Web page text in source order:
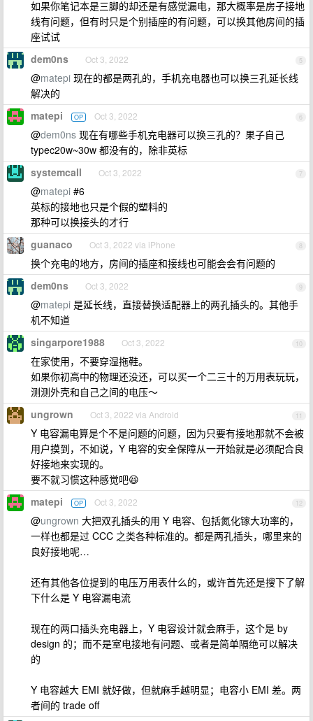
如果你笔记本是三脚的却还是有感觉漏电，那大概率是房子接地
线有问题，但有时只是个别插座的有问题，可以换其他房间的插
座试试
5
dem0ns Oct 3, 2022
@matepi 现在的都是两孔的，手机充电器也可以换三孔延长线
解决的
6
matepi OP Oct 3, 2022
@dem0ns 现在有哪些手机充电器可以换三孔的？果子自己
typec20w~30w 都没有的，除非英标
7
systemcall Oct 3, 2022
@matepi #6
英标的接地也只是个假的塑料的
那种可以换接头的才行
8
guanaco Oct 3, 2022 via iPhone
换个充电的地方，房间的插座和接线也可能会会有问题的
9
dem0ns Oct 3, 2022
@matepi 是延长线，直接替换适配器上的两孔插头的。其他手
机不知道
10
singarpore1988 Oct 3, 2022
在家使用，不要穿湿拖鞋。
如果你初高中的物理还没还，可以买一个二三十的万用表玩玩，
测测外壳和自己之间的电压～
11
ungrown Oct 3, 2022 via Android
Y 电容漏电算是个不是问题的问题，因为只要有接地那就不会被
用户摸到，不如说，Y 电容的安全保障从一开始就是必须配合良
好接地来实现的。
要不就习惯这种感觉吧😆
12
matepi OP Oct 3, 2022
@ungrown 大把双孔插头的用 Y 电容、包括氮化镓大功率的，
一样也都是过 CCC 之类各种标准的。都是两孔插头，哪里来的
良好接地呢…
还有其他各位提到的电压万用表什么的，或许首先还是搜下了解
下什么是 Y 电容漏电流
现在的两口插头充电器上，Y 电容设计就会麻手，这个是 by
design 的；而不是室电接地有问题、或者是简单隔绝可以解决
的
Y 电容越大 EMI 就好做，但就麻手越明显；电容小 EMI 差。两
者间的 trade off